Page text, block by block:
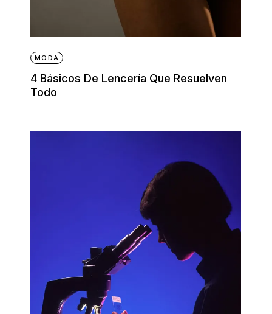
MODA
4 Básicos De Lencería Que Resuelven
Todo